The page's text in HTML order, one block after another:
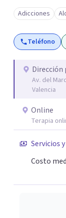
dependiendo
sesión. La
y decida su
de mi apoyo. Como formación complementaria, adquirida
múltiples
formación de
en congresos
la formación e
Desde el 2012
comienza el
temas de
Adicciones
Teléfono
Av. del
Valencia
Online
Terapia
Servicios
Costo